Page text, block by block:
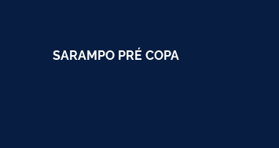
SARAMPO PRÉ COPA